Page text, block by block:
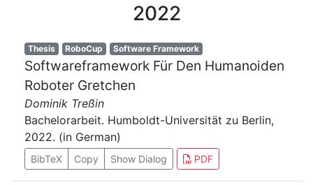
2022
Thesis RoboCup Software Framework
Softwareframework Für Den Humanoiden
Roboter Gretchen
Dominik Treßin
Bachelorarbeit. Humboldt-Universität zu Berlin,
2022. (in German)
BibTeX Copy Show Dialog PDF